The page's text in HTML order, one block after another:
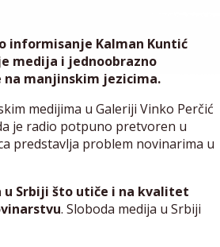
informisanje Kalman Kuntić
medija i jednoobrazno
manjinskim jezicima.
medijima u Galeriji Vinko Perčić
je radio potpuno pretvoren u
predstavlja problem novinarima u
u Srbiji što utiče i na kvalitet
. Sloboda medija u Srbiji